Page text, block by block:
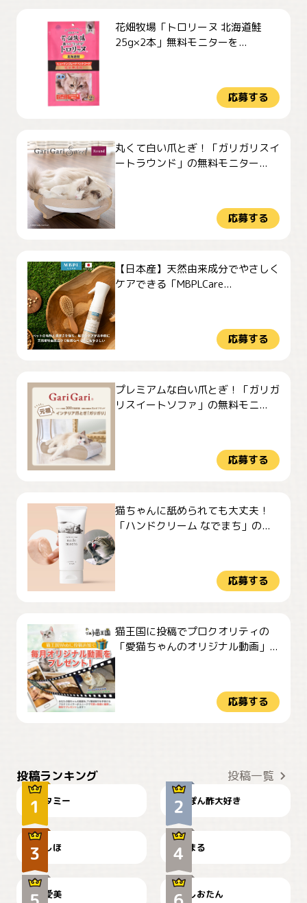
花畑牧場「トロリーヌ 北海道鮭
25g×2本」無料モニターを...
応募する
丸くて白い爪とぎ！「ガリガリスイ
ートラウンド」の無料モニター...
応募する
【日本産】天然由来成分でやさしく
ケアできる「MBPLCare...
応募する
プレミアムな白い爪とぎ！「ガリガ
リスイートソファ」の無料モニ...
応募する
猫ちゃんに舐められても大丈夫！
「ハンドクリーム なでまち」の...
応募する
猫王国に投稿でプロクオリティの
「愛猫ちゃんのオリジナル動画」...
応募する
投稿ランキング 投稿一覧
タミー ぽん酢大好き
お弁当になりたいにゃ😽
しほ
🤦‍♀️
まる
かわいい毛玉つき
爱美
暑い日が続くにゃ
しおたん